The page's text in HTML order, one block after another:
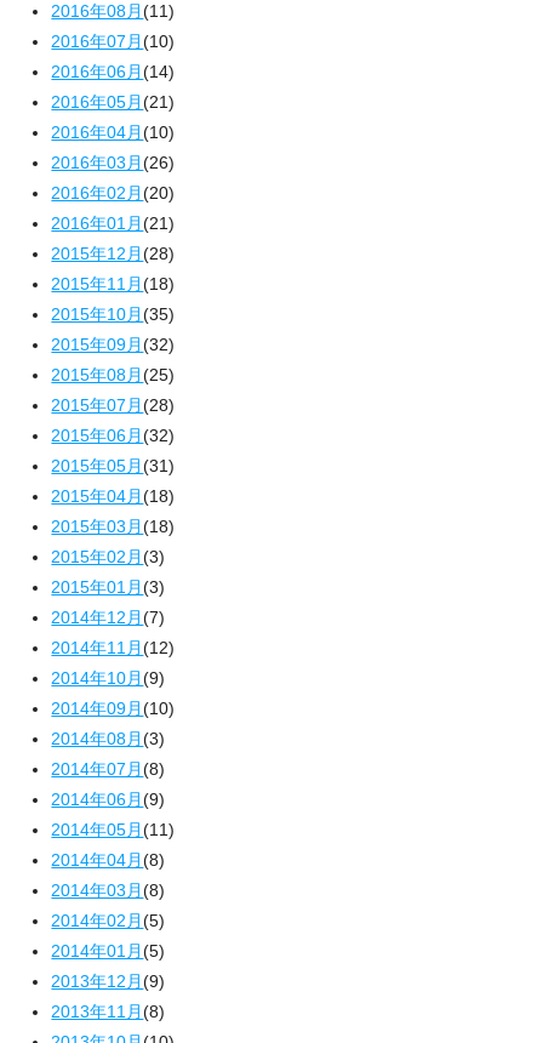
2016年08月(11)
2016年07月(10)
2016年06月(14)
2016年05月(21)
2016年04月(10)
2016年03月(26)
2016年02月(20)
2016年01月(21)
2015年12月(28)
2015年11月(18)
2015年10月(35)
2015年09月(32)
2015年08月(25)
2015年07月(28)
2015年06月(32)
2015年05月(31)
2015年04月(18)
2015年03月(18)
2015年02月(3)
2015年01月(3)
2014年12月(7)
2014年11月(12)
2014年10月(9)
2014年09月(10)
2014年08月(3)
2014年07月(8)
2014年06月(9)
2014年05月(11)
2014年04月(8)
2014年03月(8)
2014年02月(5)
2014年01月(5)
2013年12月(9)
2013年11月(8)